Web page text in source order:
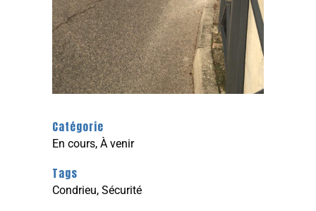
Catégorie
En cours, À venir
Tags
Condrieu, Sécurité